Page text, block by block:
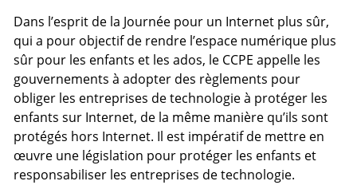
Dans l’esprit de la Journée pour un Internet plus sûr,
qui a pour objectif de rendre l’espace numérique plus
sûr pour les enfants et les ados, le CCPE appelle les
gouvernements à adopter des règlements pour
obliger les entreprises de technologie à protéger les
enfants sur Internet, de la même manière qu’ils sont
protégés hors Internet. Il est impératif de mettre en
œuvre une législation pour protéger les enfants et
responsabiliser les entreprises de technologie.